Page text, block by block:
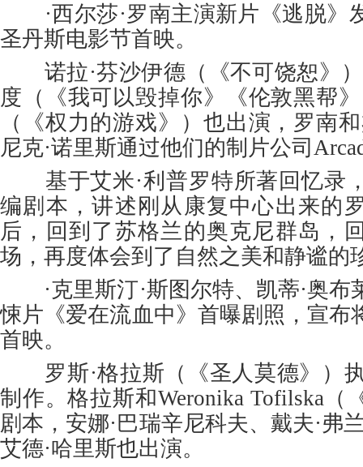
·西尔莎·罗南主演新片《逃脱》
圣丹斯电影节首映。
诺拉·芬沙伊德（《不可饶恕》）
度（《我可以毁掉你》《伦敦黑帮
（《权力的游戏》）也出演，罗南
尼克·诺里斯通过他们的制片公司
基于艾米·利普罗特所著回忆录
编剧本，讲述刚从康复中心出来的
后，回到了苏格兰的奥克尼群岛，
场，再度体会到了自然之美和静谧的
·克里斯汀·斯图尔特、凯蒂·奥布
悚片《爱在流血中》首曝剧照，宣布
首映。
罗斯·格拉斯（《圣人莫德》）
制作。格拉斯和Weronika Tofilska（
剧本，安娜·巴瑞辛尼科夫、戴夫·弗
艾德·哈里斯也出演。